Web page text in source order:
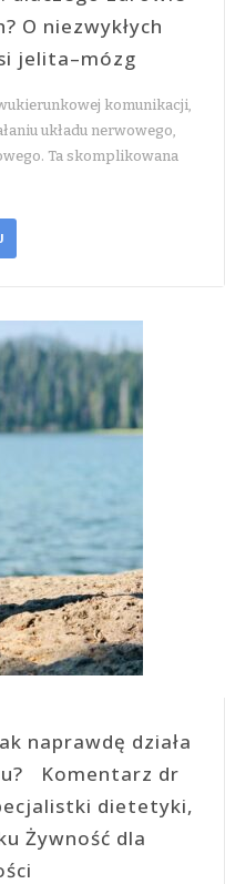
O niezwykłych
jelita–mózg
komunikacji,
układu nerwowego,
Ta skomplikowana
naprawdę działa
Komentarz dr
dietetyki,
Żywność dla